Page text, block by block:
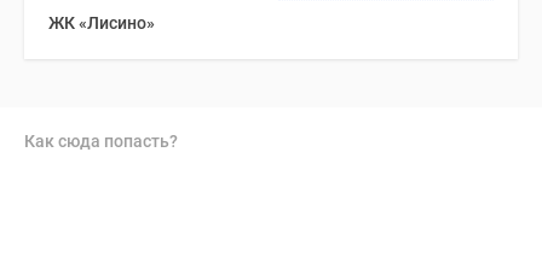
ЖК «Лисино»
Как сюда попасть?